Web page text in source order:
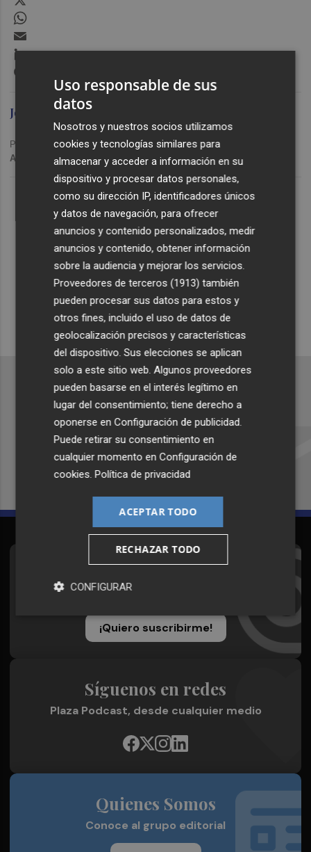
Lo Más Escuchado
Suscríbete al canal de
Whatsapp
Siempre al día de las últimas noticias
¡Quiero suscribirme!
LinkedIn
Jose Forés Romero
Publicado: 02/10/2023 ·08:37
Actualizado: 29/01/2024 · 11:17
Recibe toda la actualidad de
Plaza Podcast en tu correo
Quiero suscribirme
Todos los días a primera hora en tu email
¡Quiero suscribirme!
Síguenos en redes
Plaza Podcast, desde cualquier medio
Quienes Somos
Conoce al grupo editorial
Uso responsable de sus
datos
Nosotros y nuestros socios utilizamos
cookies y tecnologías similares para
almacenar y acceder a información en su
dispositivo y procesar datos personales,
como su dirección IP, identificadores únicos
y datos de navegación, para ofrecer
anuncios y contenido personalizados, medir
anuncios y contenido, obtener información
sobre la audiencia y mejorar los servicios.
Proveedores de terceros (1913) también
pueden procesar sus datos para estos y
otros fines, incluido el uso de datos de
geolocalización precisos y características
del dispositivo. Sus elecciones se aplican
solo a este sitio web. Algunos proveedores
pueden basarse en el interés legítimo en
lugar del consentimiento; tiene derecho a
oponerse enConfiguración de publicidad
Puede retirar su consentimiento en
cualquier momento enConfiguración de
cookies .Política de privacidad
ACEPTAR TODO
RECHAZAR TODO
CONFIGURAR